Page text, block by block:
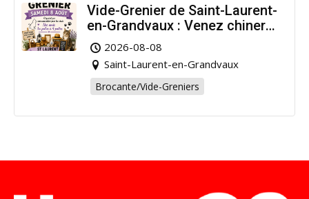
Vide-Grenier de Saint-Laurent-
en-Grandvaux : Venez chiner
pour la bonne cause !
2026-08-08
Saint-Laurent-en-Grandvaux
Brocante/Vide-Greniers